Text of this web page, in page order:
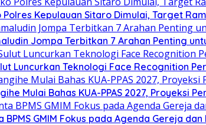
Kepulauan Sitaro Dimulai, Target
Jompa Terbitkan 7 Arahan Penting
Luncurkan Teknologi Face Recognition
Mulai Bahas KUA-PPAS 2027, Proyeksi
GMIM Fokus pada Agenda Gereja